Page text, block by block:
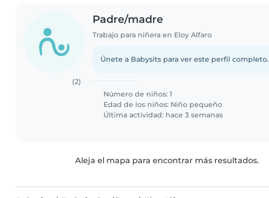
(2)
Padre/madre
Trabajo para niñera en Eloy Alfaro
Únete a Babysits para ver este perfil completo.
Número de niños: 1
Edad de los niños: Niño pequeño
Última actividad: hace 3 semanas
Aleja el mapa para encontrar más resultados.